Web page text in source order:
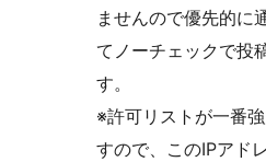
ませんので優先的に
てノーチェックで投
す。
※許可リストが一番
すので、このIPアド